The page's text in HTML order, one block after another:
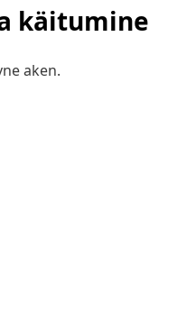
käitumine
aken.